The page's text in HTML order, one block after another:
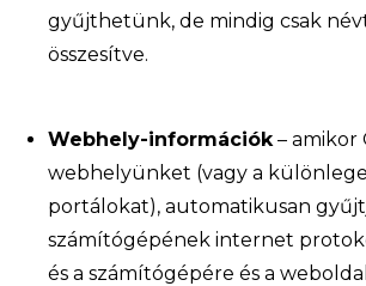
gyűjthetünk, de mindig csak
összesítve.
Webhely-információk– amikor
webhelyünket (vagy a
portálokat), automatikusan
számítógépének internet
és a számítógépére és a